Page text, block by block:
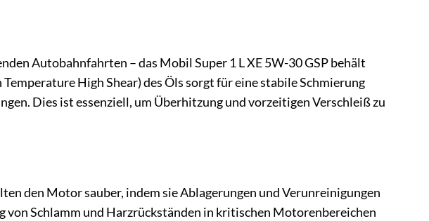
Autobahnfahrten – das Mobil Super 1 L XE 5W-30 GSP behält
High Shear) des Öls sorgt für eine stabile Schmierung
Dies ist essenziell, um Überhitzung und vorzeitigen Verschleiß zu
den Motor sauber, indem sie Ablagerungen und Verunreinigungen
Schlamm und Harzrückständen in kritischen Motorenbereichen